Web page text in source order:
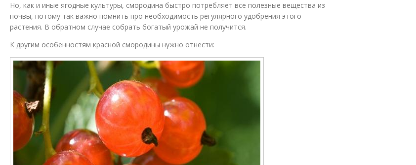
Но, как и иные ягодные культуры, смородина быстро потребляет все полезные вещества из
почвы, потому так важно помнить про необходимость регулярного удобрения этого
растения. В обратном случае собрать богатый урожай не получится.
К другим особенностям красной смородины нужно отнести: